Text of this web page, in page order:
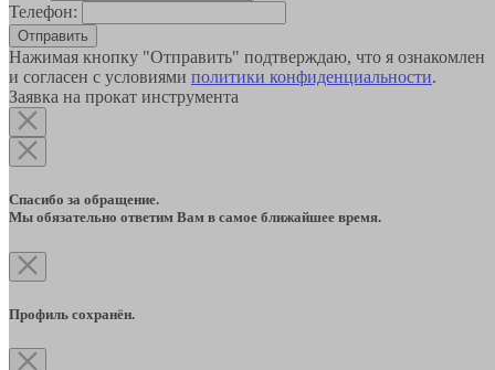
Телефон:
Отправить
Нажимая кнопку "Отправить" подтверждаю, что я ознакомлен
и согласен с условиями политики конфиденциальности.
Заявка на прокат инструмента
Спасибо за обращение.
Мы обязательно ответим Вам в самое ближайшее время.
Профиль сохранён.